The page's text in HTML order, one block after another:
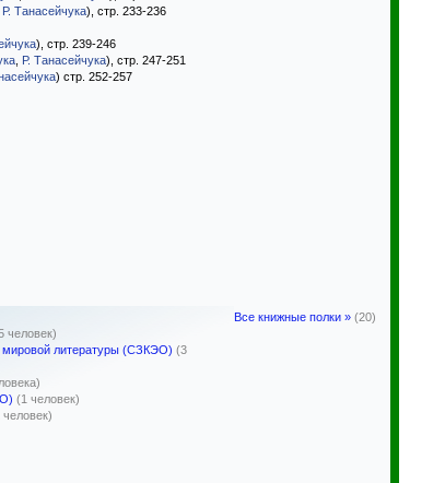
Р. Танасейчука), стр. 233-236
), стр. 239-246
Р. Танасейчука), стр. 247-251
) стр. 252-257
человек)
мировой литературы (СЗКЭО) (3
(1 человек)
человек)
Все книжные полки » (20)